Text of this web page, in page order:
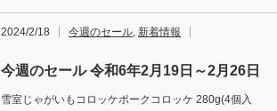
2024/2/18 今週のセール, 新着情報
今週のセール 令和6年2月19日～2月26日
雪室じゃがいもコロッケポークコロッケ 280g(4個入